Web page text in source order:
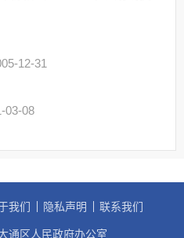
12-31
03-08
我们 隐私声明 联系我们
通区人民政府办公室